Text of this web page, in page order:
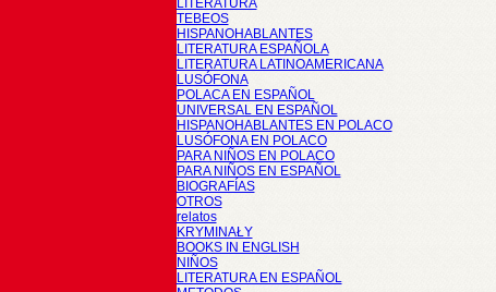
LITERATURA
TEBEOS
HISPANOHABLANTES
LITERATURA ESPAÑOLA
LITERATURA LATINOAMERICANA
LUSÓFONA
POLACA EN ESPAÑOL
UNIVERSAL EN ESPAÑOL
HISPANOHABLANTES EN POLACO
LUSÓFONA EN POLACO
PARA NIÑOS EN POLACO
PARA NIÑOS EN ESPAÑOL
BIOGRAFÍAS
OTROS
relatos
KRYMINAŁY
BOOKS IN ENGLISH
NIÑOS
LITERATURA EN ESPAÑOL